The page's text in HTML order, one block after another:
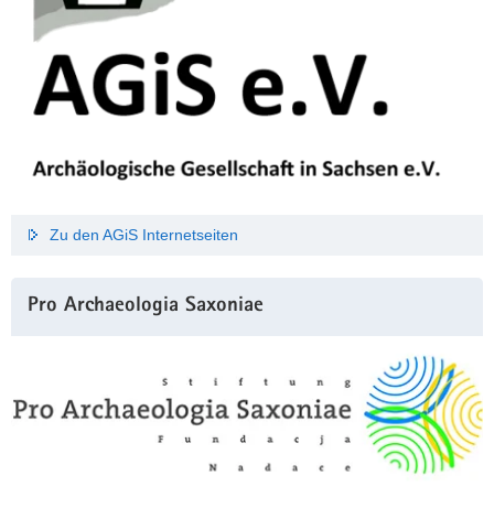
Zu den AGiS Internetseiten
Pro Archaeologia Saxoniae